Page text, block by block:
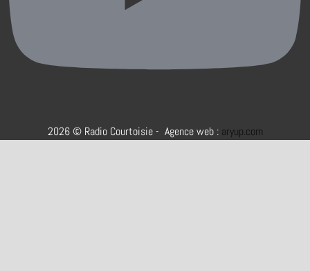
2026 © Radio Courtoisie - Agence web : aryup.com